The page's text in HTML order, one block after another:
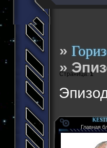
»
»
Страница:1
Главная